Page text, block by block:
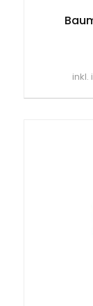
inkl.